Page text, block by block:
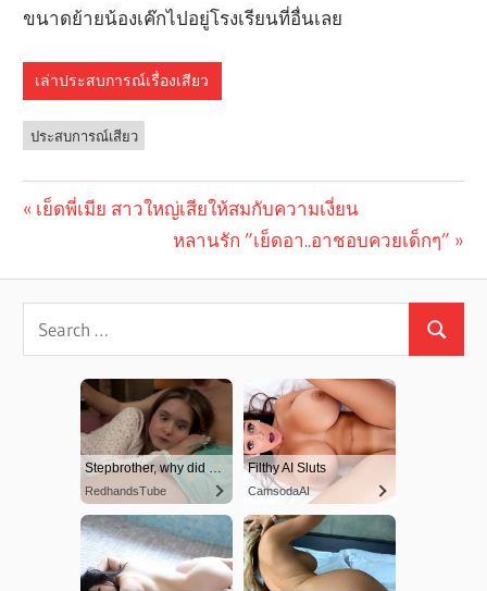
ขนาดย้ายน้องเค๊กไปอยู่โรงเรียนที่อื่นเลย
เล่าประสบการณ์เรื่องเสียว
ประสบการณ์เสียว
navigation
Previous
เย็ดพี่เมีย สาวใหญ่เสียให้สมกับความเงี่ยน
Next
หลานรัก ”เย็ดอา..อาชอบควยเด็กๆ”